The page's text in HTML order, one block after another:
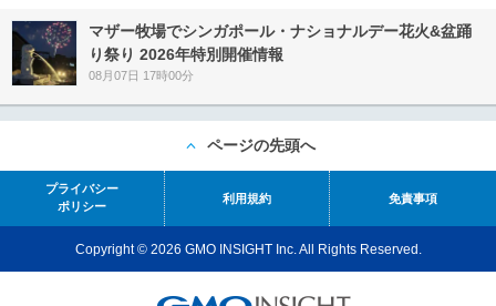
マザー牧場でシンガポール・ナショナルデー花火&盆踊
り祭り 2026年特別開催情報
08月07日 17時00分
ページの先頭へ
プライバシー
ポリシー
利用規約 免責事項
Copyright © 2026 GMO INSIGHT Inc. All Rights Reserved.